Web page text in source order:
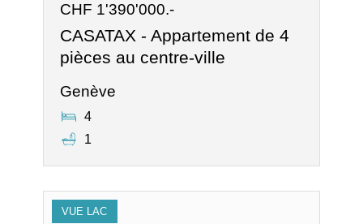
CHF 1'390'000.-
CASATAX - Appartement de 4
pièces au centre-ville
Genève
4
1
VUE LAC